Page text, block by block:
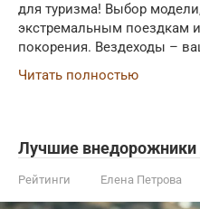
для туризма! Выбор
экстремальным поездкам
покорения. Вездеходы –
Читать полностью
Лучшие внедорожники
Рейтинги Елена Петрова